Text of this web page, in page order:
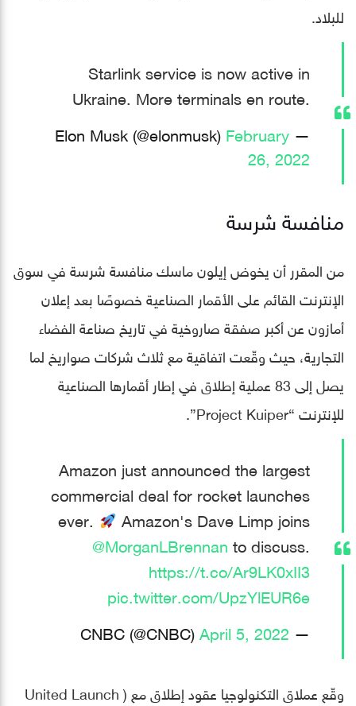
للبلاد.
Starlink service is now active in
Ukraine. More terminals en route.
— Elon Musk (@elonmusk)
February
26, 2022
منافسة شرسة
من المقرر أن يخوض إيلون ماسك منافسة شرسة في سوق
الإنترنت القائم على الأقمار الصناعية خصوصًا بعد إعلان
أمازون عن أكبر صفقة صاروخية في تاريخ صناعة الفضاء
التجارية، حيث وقّعت اتفاقية مع ثلاث شركات صواريخ لما
يصل إلى 83 عملية إطلاق في إطار أقمارها الصناعية
للإنترنت “Project Kuiper”.
Amazon just announced the largest
commercial deal for rocket launches
ever.
Amazon's Dave Limp joins
@MorganLBrennan to discuss.
https://t.co/Ar9LK0xII3
pic.twitter.com/UpzYlEUR6e
— CNBC (@CNBC)
April 5, 2022
وقّع عملاق التكنولوجيا عقود إطلاق مع ( United Launch